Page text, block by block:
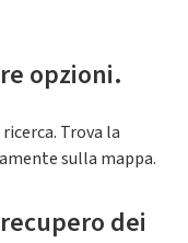
opzioni.
Trova la
sulla mappa.
dei